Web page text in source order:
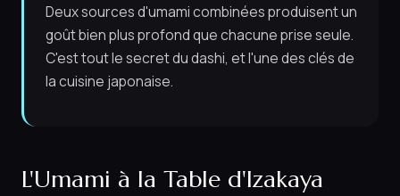
Deux sources d'umami combinées produisent un
goût bien plus profond que chacune prise seule.
C'est tout le secret du dashi, et l'une des clés de
la cuisine japonaise.
L'Umami à la Table d'Izakaya